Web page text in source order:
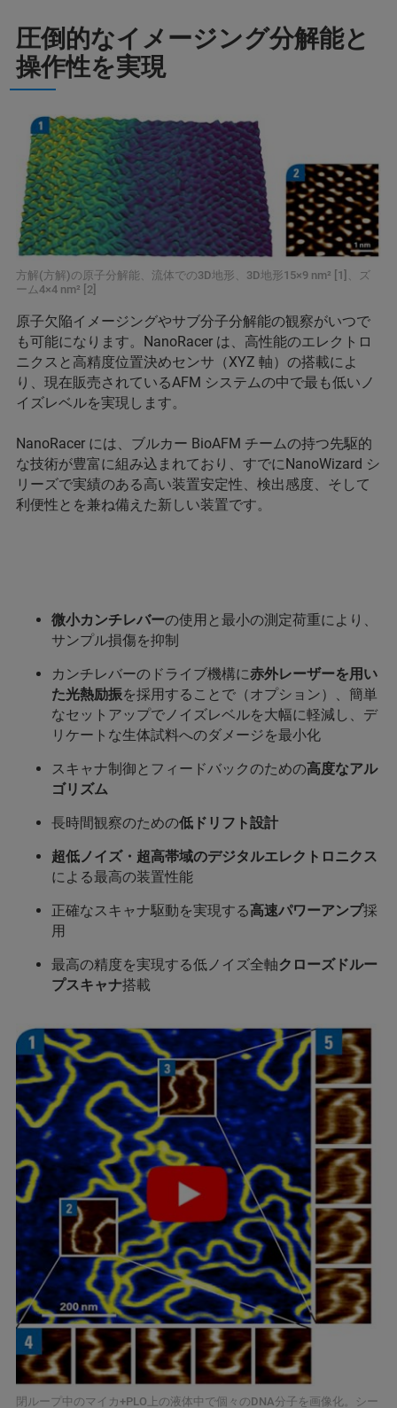
圧倒的なイメージング分解能と
操作性を実現
方解(方解)の原子分解能、流体での3D地形、3D地形15×9 nm² [1]、ズ
ーム4×4 nm² [2]
原子欠陥イメージングやサブ分子分解能の観察がいつで
も可能になります。NanoRacer は、高性能のエレクトロ
ニクスと高精度位置決めセンサ（XYZ 軸）の搭載によ
り、現在販売されているAFM システムの中で最も低いノ
イズレベルを実現します。
NanoRacer には、ブルカー BioAFM チームの持つ先駆的
な技術が豊富に組み込まれており、すでにNanoWizard シ
リーズで実績のある高い装置安定性、検出感度、そして
利便性とを兼ね備えた新しい装置です。
微小カンチレバーの使用と最小の測定荷重により、
サンプル損傷を抑制
カンチレバーのドライブ機構に赤外レーザーを用い
た光熱励振を採用することで（オプション）、簡単
なセットアップでノイズレベルを大幅に軽減し、デ
リケートな生体試料へのダメージを最小化
スキャナ制御とフィードバックのための高度なアル
ゴリズム
長時間観察のための低ドリフト設計
超低ノイズ・超高帯域のデジタルエレクトロニクス
による最高の装置性能
正確なスキャナ駆動を実現する高速パワーアンプ採
用
最高の精度を実現する低ノイズ全軸クローズドルー
プスキャナ搭載
閉ループ中のマイカ+PLO上の液体中で個々のDNA分子を画像化。シー